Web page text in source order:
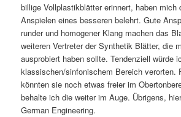
billige Vollplastikblätter erinnert, haben mich
Anspielen eines besseren belehrt. Gute
runder und homogener Klang machen das
weiteren Vertreter der Synthetik Blätter, die
ausprobiert haben sollte. Tendenziell würde
klassischen/sinfonischem Bereich verorten.
könnten sie noch etwas freier im
behalte ich die weiter im Auge. Übrigens,
German Engineering.